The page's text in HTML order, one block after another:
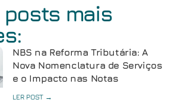
posts mais
NBS na Reforma Tributária: A
Nova Nomenclatura de Serviços
e o Impacto nas Notas
LER POST →